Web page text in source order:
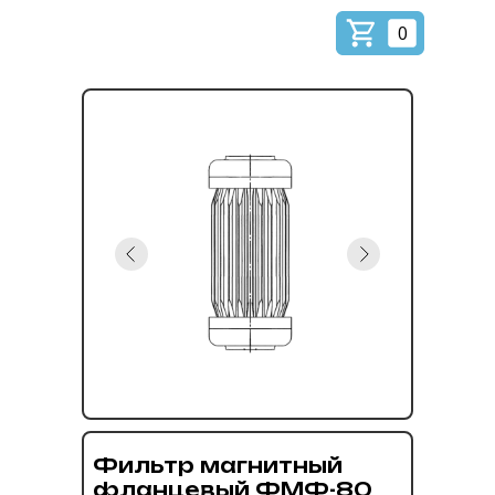
0
Фильтр магнитный
фланцевый ФМФ-80